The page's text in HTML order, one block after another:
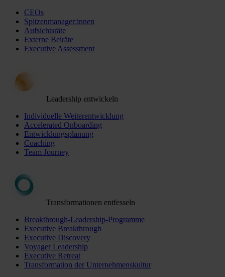
CEOs
Spitzenmanager:innen
Aufsichtsräte
Externe Beiräte
Executive Assessment
Leadership entwickeln
Individuelle Weiterentwicklung
Accelerated Onboarding
Entwicklungsplanung
Coaching
Team Journey
Transformationen entfesseln
Breakthrough-Leadership-Programme
Executive Breakthrough
Executive Discovery
Voyager Leadership
Executive Retreat
Transformation der Unternehmenskultur